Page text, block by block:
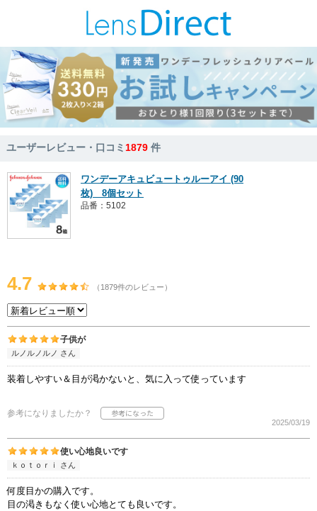
ユーザーレビュー・口コミ1879 件
ワンデーアキュビュートゥルーアイ (90
枚) 8個セット
品番：5102
4.7 （1879件のレビュー）
子供が
ルノルノルノ さん
装着しやすい＆目が渇かないと、気に入って使っています
参考になりましたか？
2025/03/19
使い心地良いです
ｋｏｔｏｒｉ さん
何度目かの購入です。
目の渇きもなく使い心地とても良いです。